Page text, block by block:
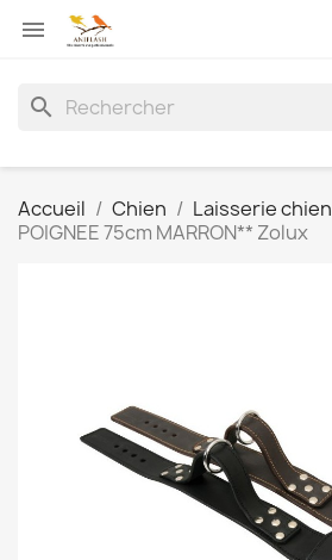

search
Accueil Chien Laisserie chien
POIGNEE 75cm MARRON** Zolux